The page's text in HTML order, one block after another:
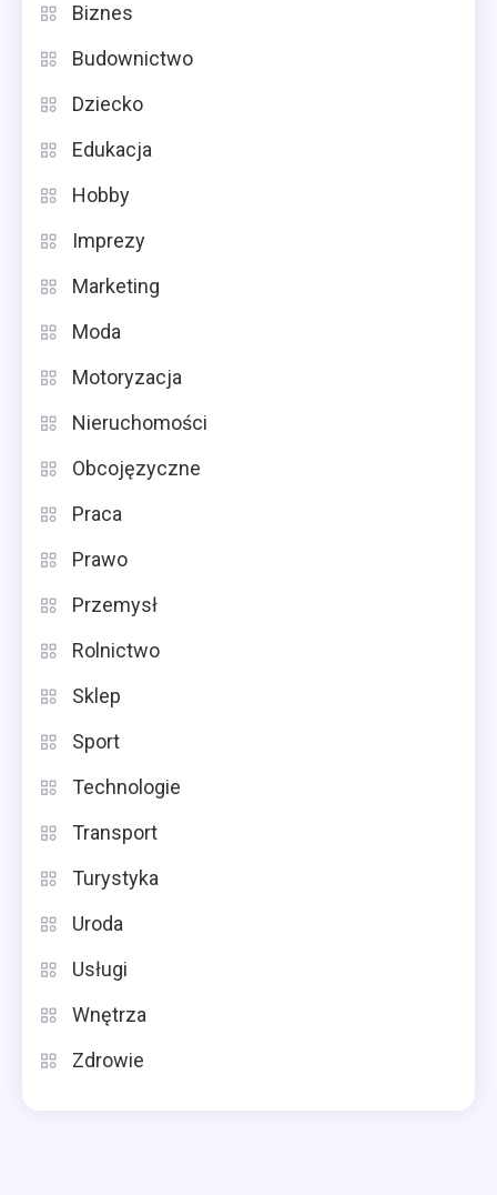
Biznes
Budownictwo
Dziecko
Edukacja
Hobby
Imprezy
Marketing
Moda
Motoryzacja
Nieruchomości
Obcojęzyczne
Praca
Prawo
Przemysł
Rolnictwo
Sklep
Sport
Technologie
Transport
Turystyka
Uroda
Usługi
Wnętrza
Zdrowie